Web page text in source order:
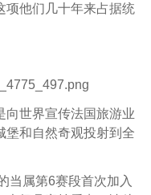
项他们几十年来占据统
向世界宣传法国旅游业
堡和自然奇观投射到全
当属第6赛段首次加入